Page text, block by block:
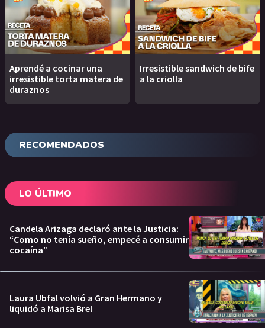
Aprendé a cocinar una
irresistible torta matera de
duraznos
Irresistible sandwich de bife
a la criolla
RECOMENDADOS
LO ÚLTIMO
Candela Arizaga declaró ante la Justicia:
“Como no tenía sueño, empecé a consumir
cocaína”
Laura Ubfal volvió a Gran Hermano y
liquidó a Marisa Brel